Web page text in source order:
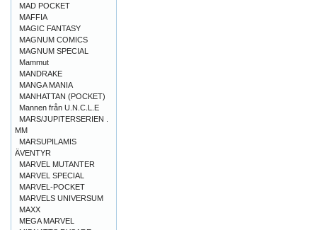
MAD POCKET
MAFFIA
MAGIC FANTASY
MAGNUM COMICS
MAGNUM SPECIAL
Mammut
MANDRAKE
MANGA MANIA
MANHATTAN (POCKET)
Mannen från U.N.C.L.E
MARS/JUPITERSERIEN .
MM
MARSUPILAMIS
ÄVENTYR
MARVEL MUTANTER
MARVEL SPECIAL
MARVEL-POCKET
MARVELS UNIVERSUM
MAXX
MEGA MARVEL